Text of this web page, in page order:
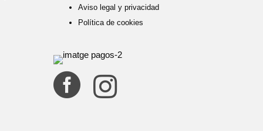
Aviso legal y privacidad
Política de cookies
 